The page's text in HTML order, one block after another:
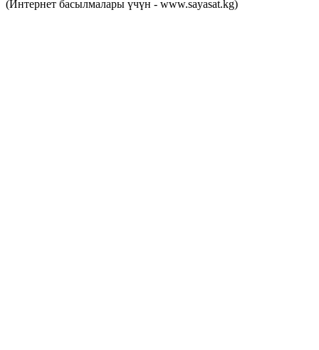
(Интернет басылмалары үчүн - www.sayasat.kg)